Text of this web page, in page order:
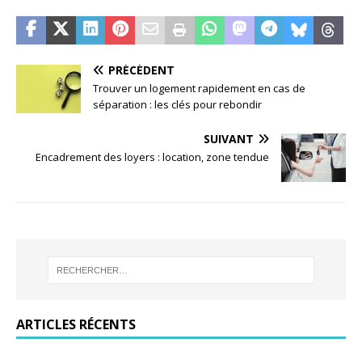
PRÉCÉDENT
Trouver un logement rapidement en cas de
séparation : les clés pour rebondir
SUIVANT
Encadrement des loyers : location, zone tendue
ARTICLES RÉCENTS